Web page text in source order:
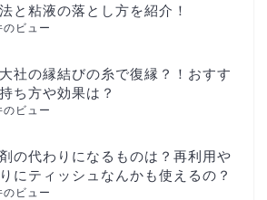
と粘液の落とし方を紹介！
ビュー
社の縁結びの糸で復縁？！おすす
ち方や効果は？
ビュー
の代わりになるものは？再利用や
にティッシュなんかも使えるの？
ビュー